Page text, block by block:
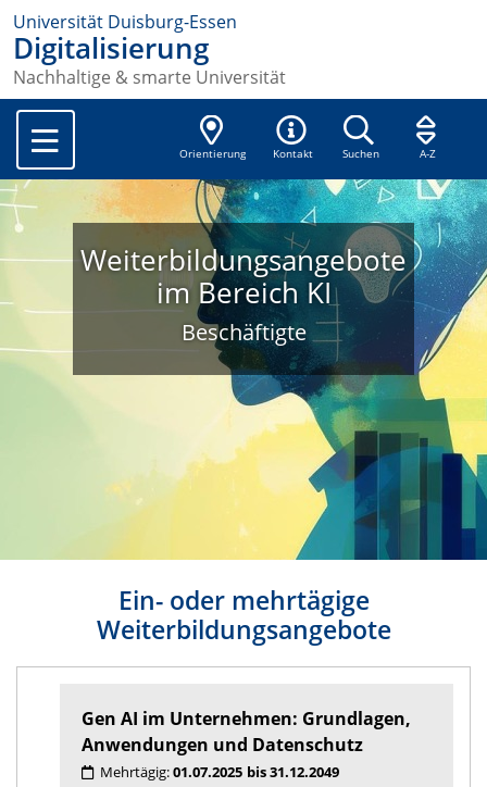
Universität Duisburg-Essen
Digitalisierung
Nachhaltige & smarte Universität
Orientierung Kontakt Suchen A-Z
Weiterbildungsangebote
im Bereich KI
Beschäftigte
Ein- oder mehrtägige
Weiterbildungsangebote
Gen AI im Unternehmen: Grundlagen,
Anwendungen und Datenschutz
Mehrtägig:01.07.2025 bis 31.12.2049